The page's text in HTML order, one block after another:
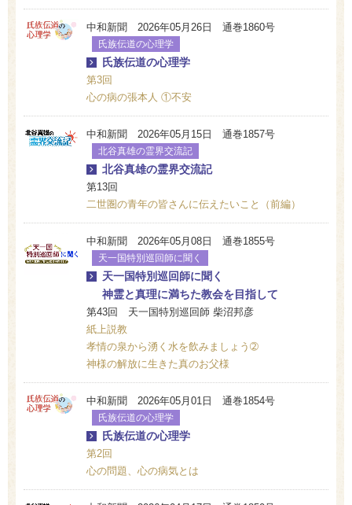
中和新聞 2026年05月26日 通巻1860号
氏族伝道の心理学
氏族伝道の心理学
第3回
心の病の張本人 ①不安
中和新聞 2026年05月15日 通巻1857号
北谷真雄の霊界交流記
北谷真雄の霊界交流記
第13回
二世圏の青年の皆さんに伝えたいこと（前編）
中和新聞 2026年05月08日 通巻1855号
天一国特別巡回師に聞く
天一国特別巡回師に聞く
神霊と真理に満ちた教会を目指して
第43回 天一国特別巡回師 柴沼邦彦
紙上説教
孝情の泉から湧く水を飲みましょう➁
神様の解放に生きた真のお父様
中和新聞 2026年05月01日 通巻1854号
氏族伝道の心理学
氏族伝道の心理学
第2回
心の問題、心の病気とは